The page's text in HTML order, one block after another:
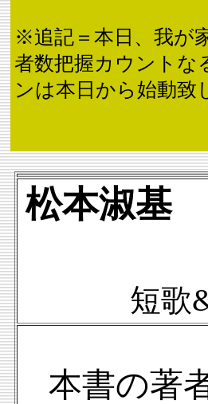
※追記＝本日、我が
者数把握カウント
ンは本日から始動致
松本淑基
短
本書の著